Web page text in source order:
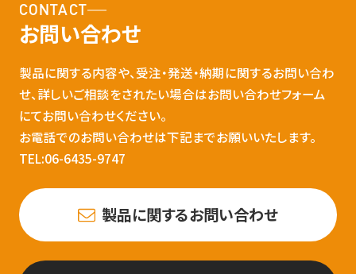
CONTACT
お問い合わせ
製品に関する内容や、受注・発送・納期に関するお問い合わ
せ、詳しいご相談をされたい場合はお問い合わせフォーム
にてお問い合わせください。
お電話でのお問い合わせは下記までお願いいたします。
TEL:06-6435-9747
製品に関するお問い合わせ